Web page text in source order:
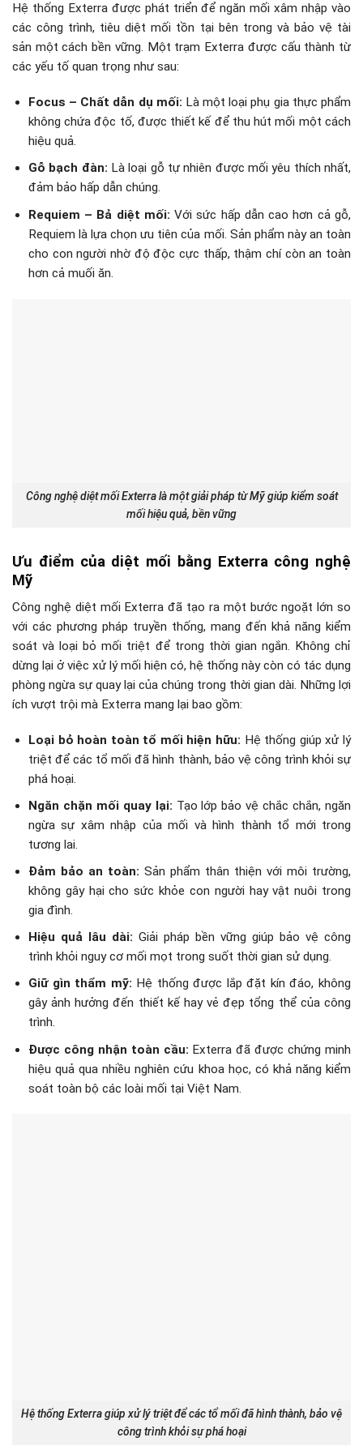
Hệ thống Exterra được phát triển để ngăn mối xâm nhập vào
các công trình, tiêu diệt mối tồn tại bên trong và bảo vệ tài
sản một cách bền vững. Một trạm Exterra được cấu thành từ
các yếu tố quan trọng như sau:
Focus – Chất dẫn dụ mối: Là một loại phụ gia thực phẩm
không chứa độc tố, được thiết kế để thu hút mối một cách
hiệu quả.
Gỗ bạch đàn: Là loại gỗ tự nhiên được mối yêu thích nhất,
đảm bảo hấp dẫn chúng.
Requiem – Bả diệt mối: Với sức hấp dẫn cao hơn cả gỗ,
Requiem là lựa chọn ưu tiên của mối. Sản phẩm này an toàn
cho con người nhờ độ độc cực thấp, thậm chí còn an toàn
hơn cả muối ăn.
Công nghệ diệt mối Exterra là một giải pháp từ Mỹ giúp kiểm soát
mối hiệu quả, bền vững
Ưu điểm của diệt mối bằng Exterra công nghệ
Mỹ
Công nghệ diệt mối Exterra đã tạo ra một bước ngoặt lớn so
với các phương pháp truyền thống, mang đến khả năng kiểm
soát và loại bỏ mối triệt để trong thời gian ngắn. Không chỉ
dừng lại ở việc xử lý mối hiện có, hệ thống này còn có tác dụng
phòng ngừa sự quay lại của chúng trong thời gian dài. Những lợi
ích vượt trội mà Exterra mang lại bao gồm:
Loại bỏ hoàn toàn tổ mối hiện hữu: Hệ thống giúp xử lý
triệt để các tổ mối đã hình thành, bảo vệ công trình khỏi sự
phá hoại.
Ngăn chặn mối quay lại: Tạo lớp bảo vệ chắc chắn, ngăn
ngừa sự xâm nhập của mối và hình thành tổ mới trong
tương lai.
Đảm bảo an toàn: Sản phẩm thân thiện với môi trường,
không gây hại cho sức khỏe con người hay vật nuôi trong
gia đình.
Hiệu quả lâu dài: Giải pháp bền vững giúp bảo vệ công
trình khỏi nguy cơ mối mọt trong suốt thời gian sử dụng.
Giữ gìn thẩm mỹ: Hệ thống được lắp đặt kín đáo, không
gây ảnh hưởng đến thiết kế hay vẻ đẹp tổng thể của công
trình.
Được công nhận toàn cầu: Exterra đã được chứng minh
hiệu quả qua nhiều nghiên cứu khoa học, có khả năng kiểm
soát toàn bộ các loài mối tại Việt Nam.
Hệ thống Exterra giúp xử lý triệt để các tổ mối đã hình thành, bảo vệ
công trình khỏi sự phá hoại